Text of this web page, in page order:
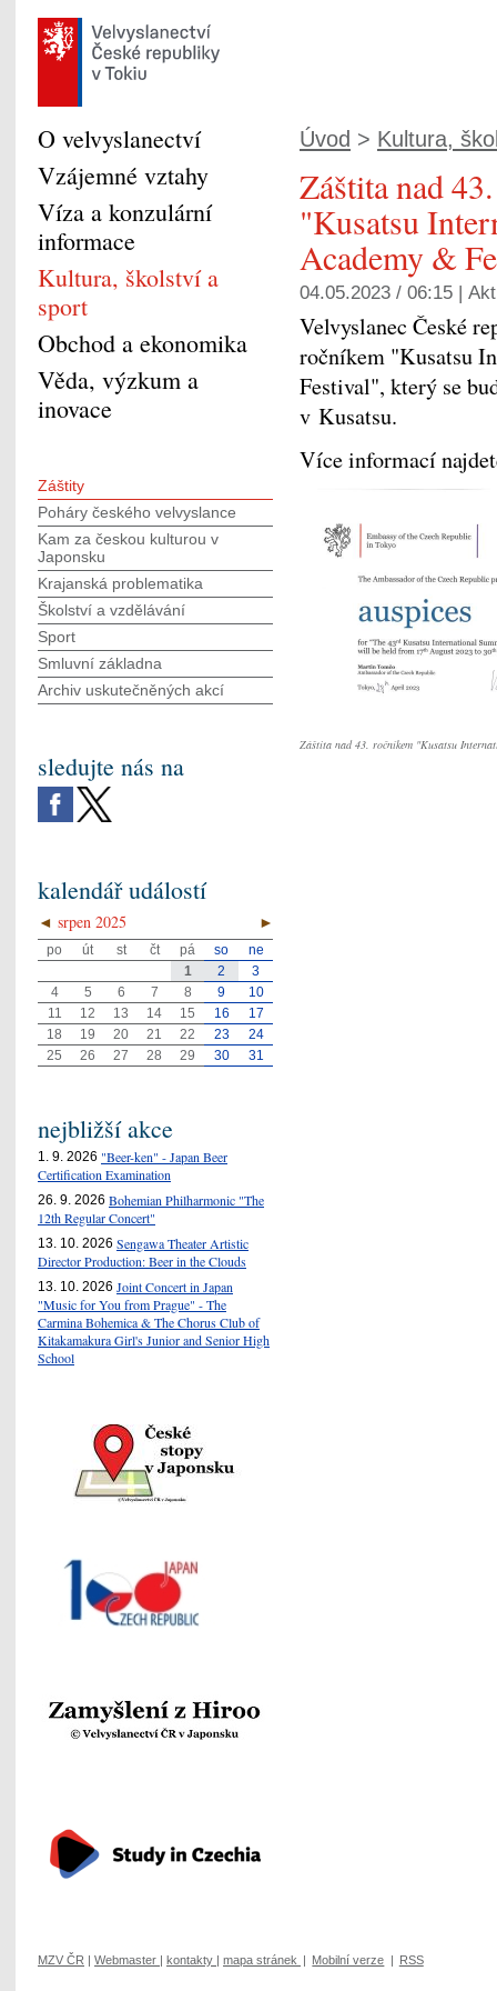
Úvod > Kultura,
Záštita nad
"Kusatsu
Academy &
04.05.2023 / 06:15 |
Velvyslanec České
ročníkem "Kusatsu
Festival", který se
v Kusatsu.
Více informací
Záštita nad 43. ročníkem "Kusatsu
O velvyslanectví
Vzájemné vztahy
Víza a konzulární
informace
Kultura, školství a
sport
Obchod a ekonomika
Věda, výzkum a
inovace
Záštity
Poháry českého velvyslance
Kam za českou kulturou v
Japonsku
Krajanská problematika
Školství a vzdělávání
Sport
Smluvní základna
Archiv uskutečněných akcí
sledujte nás na
kalendář událostí
◄ ►
srpen 2025
po út st čt pá so
ne
1
2
3
4
5 6 7 8 9
10
11
12 13 14 15 16
17
18
19 20 21 22 23
24
25
26 27 28 29 30 31
nejbližší akce
1. 9. 2026 "Beer-ken" - Japan Beer
Certification Examination
26. 9. 2026 Bohemian Philharmonic "The
12th Regular Concert"
13. 10. 2026 Sengawa Theater Artistic
Director Production: Beer in the Clouds
13. 10. 2026 Joint Concert in Japan
"Music for You from Prague" - The
Carmina Bohemica & The Chorus Club of
Kitakamakura Girl's Junior and Senior High
School
MZV ČR | Webmaster | kontakty | mapa stránek | Mobilní verze | RSS